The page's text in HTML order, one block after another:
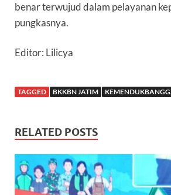
benar terwujud dalam pelayanan
pungkasnya.
Editor: Lilicya
TAGGED BKKBN JATIM
RELATED POSTS